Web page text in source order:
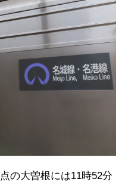
の大曽根には11時52分